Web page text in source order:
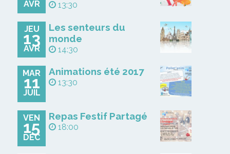
AVR 13:30
JEU
13
AVR
Les senteurs du
monde
14:30
MAR
11
JUIL
Animations été 2017
13:30
VEN
15
DÉC
Repas Festif Partagé
18:00